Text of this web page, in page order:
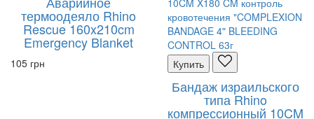
термоодеяло Rhino
Rescue 160x210cm
Emergency Blanket
105 грн Купить
Бандаж израильского
типа Rhino
компрессионный 10CM